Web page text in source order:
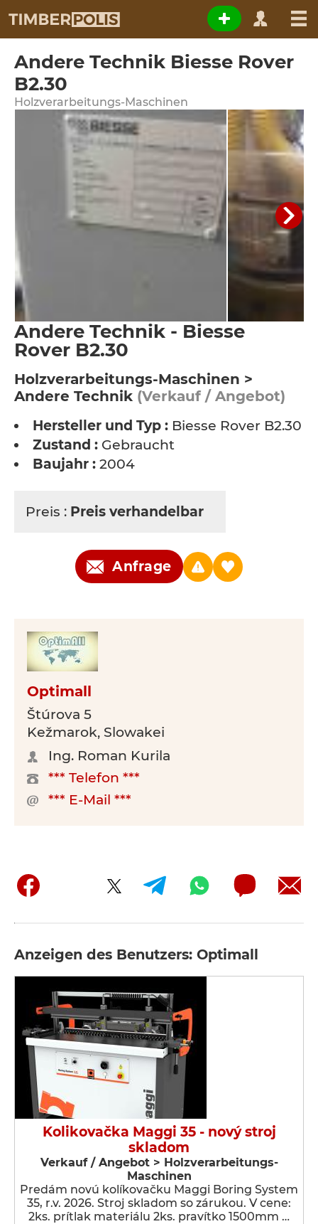
Andere Technik Biesse Rover
B2.30
Holzverarbeitungs-Maschinen
Andere Technik - Biesse
Rover B2.30
Holzverarbeitungs-Maschinen >
Andere Technik (Verkauf / Angebot)
Hersteller und Typ : Biesse Rover B2.30
Zustand : Gebraucht
Baujahr : 2004
Preis : Preis verhandelbar
Anfrage
Optimall
Štúrova 5
Kežmarok, Slowakei
Ing. Roman Kurila
*** Telefon ***
*** E-Mail ***
Anzeigen des Benutzers: Optimall
Kolikovačka Maggi 35 - nový stroj
skladom
Verkauf / Angebot > Holzverarbeitungs-
Maschinen
Predám novú kolíkovačku Maggi Boring System
35, r.v. 2026. Stroj skladom so zárukou. V cene:
2ks. prítlak materiálu 2ks. pravítko 1500mm …